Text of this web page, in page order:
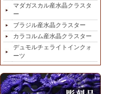
マダガスカル産水晶クラスタ
ー
ブラジル産水晶クラスター
カラコルム産水晶クラスター
デュモルチェライトインクォ
ーツ